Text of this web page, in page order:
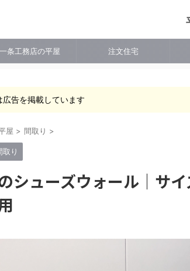
一条工務店の平屋 注文住宅
広告を掲載しています
屋 > 間取り >
取り
シューズウォール｜サ